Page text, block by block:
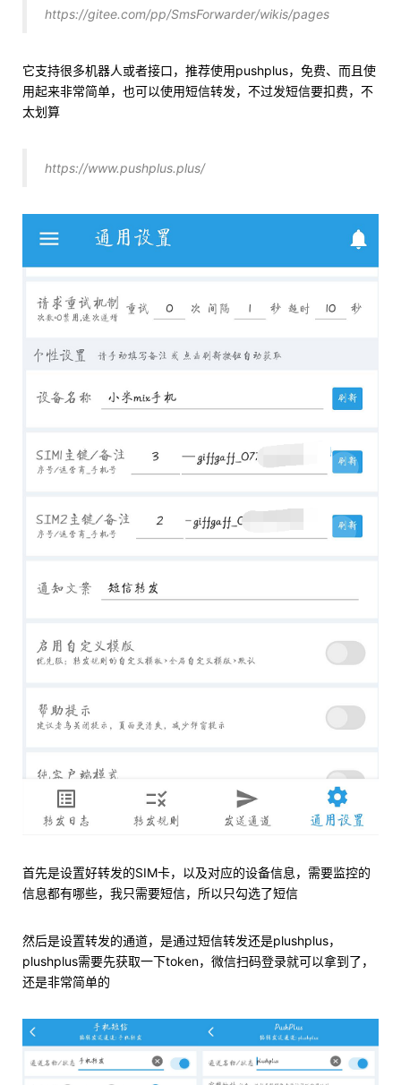
https://gitee.com/pp/SmsForwarder/wikis/pages
它支持很多机器人或者接口，推荐使用pushplus，免费、而且使
用起来非常简单，也可以使用短信转发，不过发短信要扣费，不
太划算
https://www.pushplus.plus/
首先是设置好转发的SIM卡，以及对应的设备信息，需要监控的
信息都有哪些，我只需要短信，所以只勾选了短信
然后是设置转发的通道，是通过短信转发还是plushplus，
plushplus需要先获取一下token，微信扫码登录就可以拿到了，
还是非常简单的